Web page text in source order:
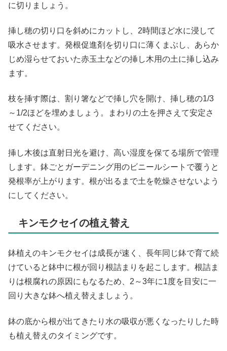
に切りましょう。
挿し穂の切り口を斜めにカットし、2時間ほど水に浸して
吸水させます。発根促進剤を切り口に薄くまぶし、あらか
じめ湿らせておいた赤玉土などの挿し木用の土に挿し込み
ます。
枝を挿す際は、割り箸などで挿し穴を開け、挿し穂の1/3
～1/2ほどを埋めましょう。まわりの土を押さえて安定さ
せてください。
挿し木後は直射日光を避け、高い湿度を保てる場所で管理
します。鉢ごとガーデニング用のビニールシートで覆うと
発根率が上がります。根が出るまで土を乾燥させないよう
にしてください。
キンモクセイの植え替え
鉢植えのキンモクセイは成長が速く、長年同じ鉢で育て続
けていると鉢中に根が回り根詰まりを起こします。根詰ま
りは根腐れの原因にもなるため、2～3年に1度を目安に一
回り大きな鉢へ植え替えましょう。
鉢の底から根が出てきたり水の吸収が悪くなったりした時
も植え替えのタイミングです。